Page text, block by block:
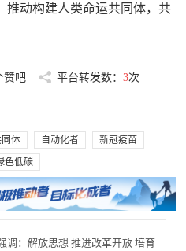
推动构建人类命运共同体，共
赞吧 平台转发数： 3次
体 自动化者
新冠疫苗
色低碳
调：解放思想 推进改革开放 培育